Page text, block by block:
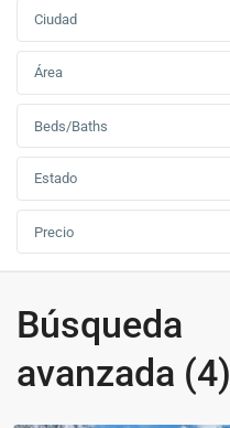
Ciudad
Área
Beds/Baths
Estado
Precio
Búsqueda
avanzada (4)
Girardota